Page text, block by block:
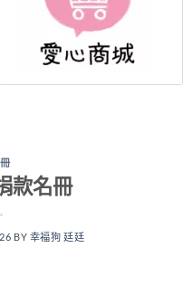
款名冊
BY 幸福狗 廷廷